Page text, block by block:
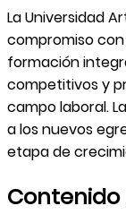
La Universidad
compromiso
formación
competitivos y
campo laboral.
a los nuevos
etapa de